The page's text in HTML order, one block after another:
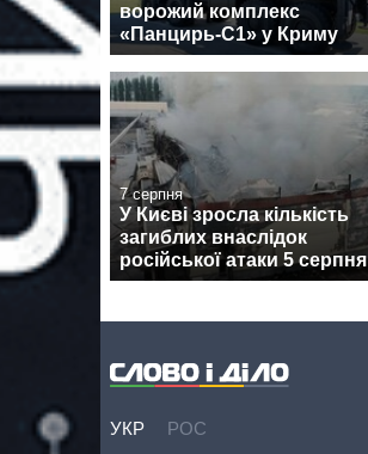
ворожий комплекс
«Панцирь-С1» у Криму
7 серпня
У Києві зросла кількість
загиблих внаслідок
російської атаки 5 серпня
УКР РОС